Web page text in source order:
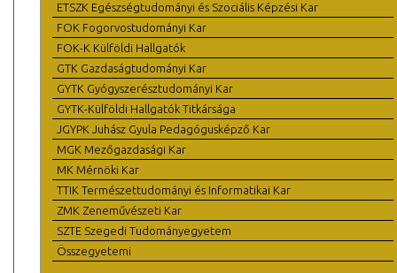
ETSZK Egészségtudományi és Szociális Képzési Kar
FOK Fogorvostudományi Kar
FOK-K Külföldi Hallgatók
GTK Gazdaságtudományi Kar
GYTK Gyógyszerésztudományi Kar
GYTK-Külföldi Hallgatók Titkársága
JGYPK Juhász Gyula Pedagógusképző Kar
MGK Mezőgazdasági Kar
MK Mérnöki Kar
TTIK Természettudományi és Informatikai Kar
ZMK Zeneművészeti Kar
SZTE Szegedi Tudományegyetem
Összegyetemi